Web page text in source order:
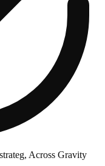
strateg, Across Gravity